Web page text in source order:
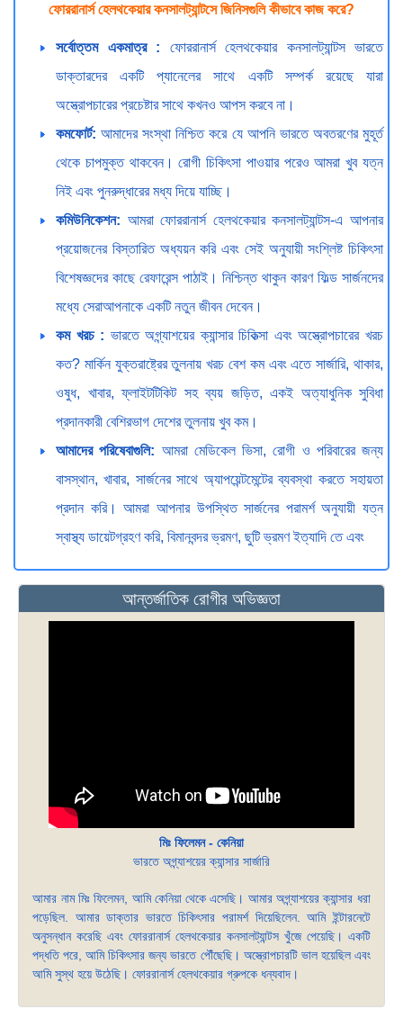
ফোররানার্স হেলথকেয়ার কনসালট্যান্টসে জিনিসগুলি কীভাবে কাজ করে?
সর্বোত্তম একমাত্র : ফোররানার্স হেলথকেয়ার কনসালট্যান্টস ভারতে
ডাক্তারদের একটি প্যানেলের সাথে একটি সম্পর্ক রয়েছে যারা
অস্ত্রোপচারের প্রচেষ্টার সাথে কখনও আপস করবে না।
কমফোর্ট:আমাদের সংস্থা নিশ্চিত করে যে আপনি ভারতে অবতরণের মুহূর্ত
থেকে চাপমুক্ত থাকবেন। রোগী চিকিৎসা পাওয়ার পরেও আমরা খুব যত্ন
নিই এবং পুনরুদ্ধারের মধ্য দিয়ে যাচ্ছি।
কমিউনিকেশন: আমরা ফোররানার্স হেলথকেয়ার কনসালট্যান্টস-এ আপনার
প্রয়োজনের বিস্তারিত অধ্যয়ন করি এবং সেই অনুযায়ী সংশ্লিষ্ট চিকিৎসা
বিশেষজ্ঞদের কাছে রেফারেন্স পাঠাই। নিশ্চিন্ত থাকুন কারণ ফিল্ড সার্জনদের
মধ্যে সেরাআপনাকে একটি নতুন জীবন দেবেন।
কম খরচ : ভারতে অগ্ন্যাশয়ের ক্যান্সার চিকিত্সা এবং অস্ত্রোপচারের খরচ
কত? মার্কিন যুক্তরাষ্ট্রের তুলনায় খরচ বেশ কম এবং এতে সার্জারি, থাকার,
ওষুধ, খাবার, ফ্লাইটটিকিট সহ ব্যয় জড়িত, একই অত্যাধুনিক সুবিধা
প্রদানকারী বেশিরভাগ দেশের তুলনায় খুব কম।
আমাদের পরিষেবাগুলি: আমরা মেডিকেল ভিসা, রোগী ও পরিবারের জন্য
বাসস্থান, খাবার, সার্জনের সাথে অ্যাপয়েন্টমেন্টের ব্যবস্থা করতে সহায়তা
প্রদান করি। আমরা আপনার উপস্থিত সার্জনের পরামর্শ অনুযায়ী যত্ন
স্বাস্থ্য ডায়েটগ্রহণ করি, বিমানবন্দর ভ্রমণ, ছুটি ভ্রমণ ইত্যাদি তে এবং
আন্তর্জাতিক রোগীর অভিজ্ঞতা
মিঃ ফিলেমন - কেনিয়া
ভারতে অগ্ন্যাশয়ের ক্যান্সার সার্জারি
আমার নাম মিঃ ফিলেমন, আমি কেনিয়া থেকে এসেছি। আমার অগ্ন্যাশয়ের ক্যান্সার ধরা
পড়েছিল. আমার ডাক্তার ভারতে চিকিৎসার পরামর্শ দিয়েছিলেন. আমি ইন্টারনেটে
অনুসন্ধান করেছি এবং ফোররানার্স হেলথকেয়ার কনসালট্যান্টস খুঁজে পেয়েছি। একটি
পদ্ধতি পরে, আমি চিকিৎসার জন্য ভারতে পৌঁছেছি। অস্ত্রোপচারটি ভাল হয়েছিল এবং
আমি সুস্থ হয়ে উঠেছি। ফোররানার্স হেলথকেয়ার গ্রুপকে ধন্যবাদ।